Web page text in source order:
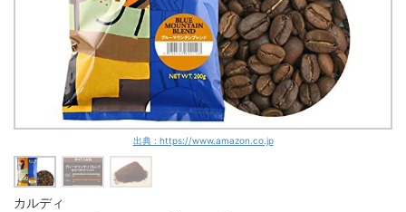
出典 : https://www.amazon.co.jp
カルディ